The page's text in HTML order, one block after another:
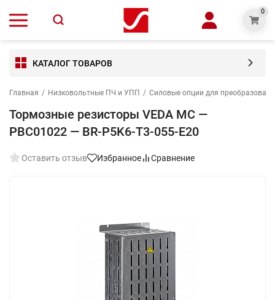
0
КАТАЛОГ ТОВАРОВ
Главная / Низковольтные ПЧ и УПП / Силовые опции для
Тормозные резисторы VEDA MC —
PBC01022 — BR-P5K6-T3-055-E20
Оставить отзыв Избранное Сравнение